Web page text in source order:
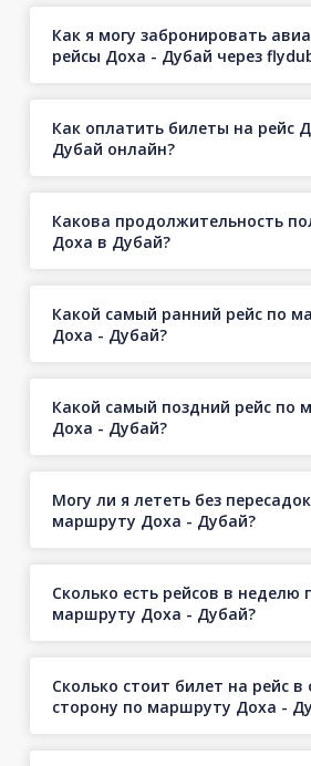
Как я могу забронировать
рейсы Доха - Дубай через
Как оплатить билеты на рейс
Дубай онлайн?
Какова продолжительность
Доха в Дубай?
Какой самый ранний рейс по
Доха - Дубай?
Какой самый поздний рейс по
Доха - Дубай?
Могу ли я лететь без
маршруту Доха - Дубай?
Сколько есть рейсов в неделю
маршруту Доха - Дубай?
Сколько стоит билет на рейс в
сторону по маршруту Доха -